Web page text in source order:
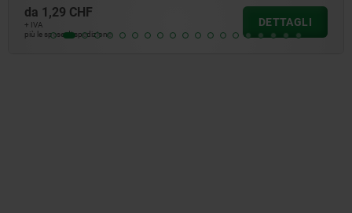
più le spese di spedizione